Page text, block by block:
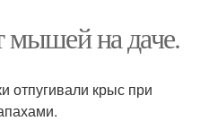
мышей на даче.
крыс при